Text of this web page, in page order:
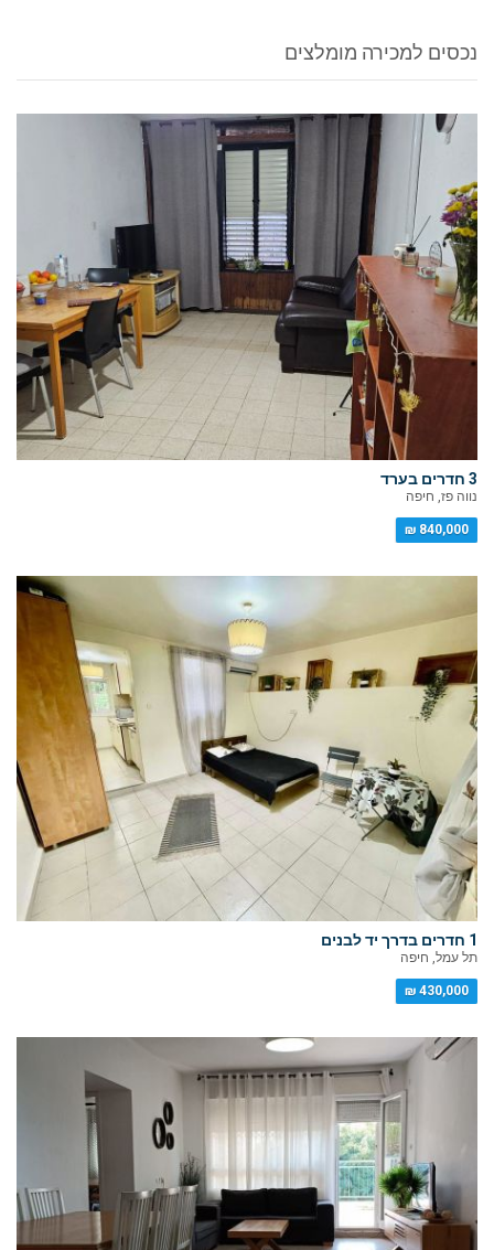
נכסים למכירה מומלצים
3 חדרים בערד
נווה פז, חיפה
840,000 ₪
1 חדרים בדרך יד לבנים
תל עמל, חיפה
430,000 ₪